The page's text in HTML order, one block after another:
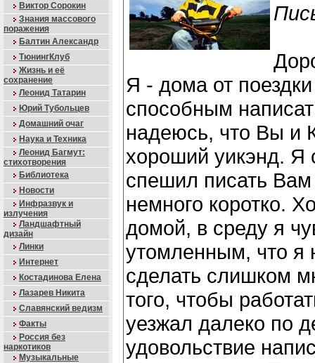
Виктор Сорокин
Знания массового
поражения
Балтин Александр
ТюнингКлуб
Жизнь и её
сохранение
Леонид Татарин
Юрий Тубольцев
Домашний очаг
Наука и Техника
Леонид Багмут:
стихотворения
Библиотека
Новости
Инфразвук и
излучения
Ландшафтный
дизайн
Линки
Интернет
Костадинова Елена
Лазарев Никита
Славянский ведизм
Факты
Россия без
наркотиков
Музыкальные
Я - дома от
способным
надеюсь, что Вы и
хороший уикэнд. Я
спешил писать Вам
немного коротко.
домой, в среду я
утомленным, что я
сделать слишком
того, чтобы
уезжал далеко по
удовольствие